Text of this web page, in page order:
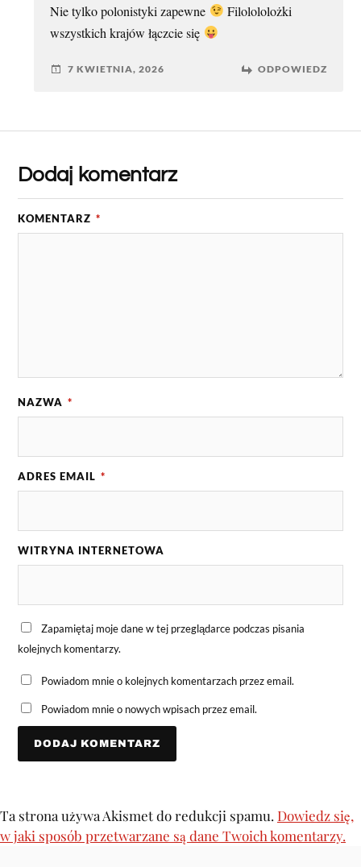
Nie tylko polonistyki zapewne
Filolololożki
wszystkich krajów łączcie się
7 KWIETNIA, 2026 ODPOWIEDZ
Dodaj komentarz
KOMENTARZ *
NAZWA *
ADRES EMAIL *
WITRYNA INTERNETOWA
Zapamiętaj moje dane w tej przeglądarce podczas pisania
kolejnych komentarzy.
Powiadom mnie o kolejnych komentarzach przez email.
Powiadom mnie o nowych wpisach przez email.
Ta strona używa Akismet do redukcji spamu. Dowiedz się,
w jaki sposób przetwarzane są dane Twoich komentarzy.